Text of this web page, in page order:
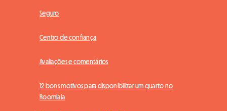
Seguro
Centro de confiança
Avaliações e comentários
12 bons motivos para disponibilizar um quarto no
Roomlala